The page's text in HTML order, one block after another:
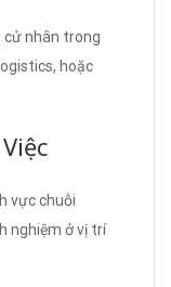
cử nhân trong
hoặc
vực chuỗi
nghiệm ở vị trí